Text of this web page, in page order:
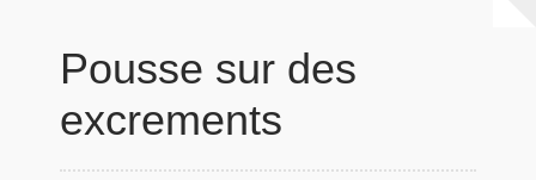
Pousse sur des
excrements